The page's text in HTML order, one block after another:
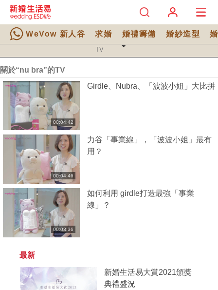
WeVow 新人谷 求婚 婚禮籌備 婚紗造型
TV 分類
TV
關於“nu bra”的TV
00:04:42
Girdle、Nubra、「波波小姐」大比拼
00:04:46
力谷「事業線」，「波波小姐」最有
用？
00:03:36
如何利用 girdle打造最強「事業
線」？
最新
新婚生活易大賞2021頒獎
典禮盛況